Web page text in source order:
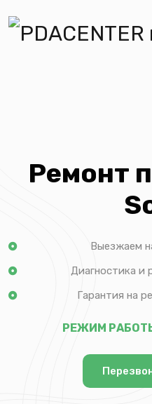
Ремонт
Выезжаем
Диагностика и
Гарантия на
РЕЖИМ